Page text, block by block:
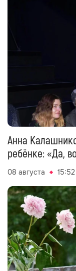
Анна
ребёнке: «Да,
08 августа 15:52